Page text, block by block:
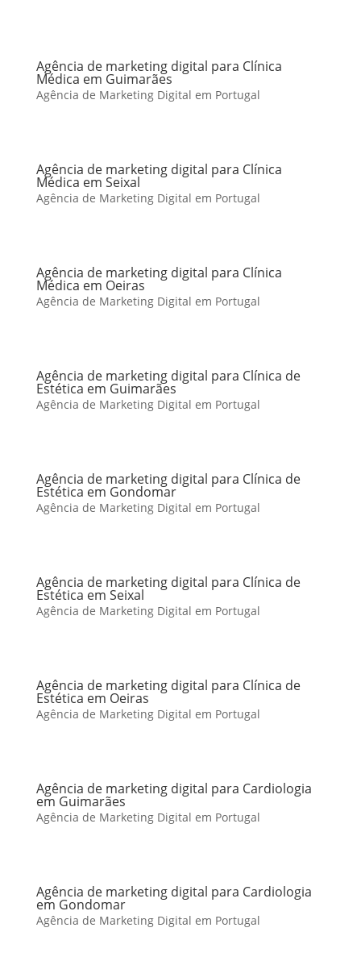
Agência de marketing digital para Clínica
Médica em Guimarães
Agência de Marketing Digital em Portugal
Agência de marketing digital para Clínica
Médica em Seixal
Agência de Marketing Digital em Portugal
Agência de marketing digital para Clínica
Médica em Oeiras
Agência de Marketing Digital em Portugal
Agência de marketing digital para Clínica de
Estética em Guimarães
Agência de Marketing Digital em Portugal
Agência de marketing digital para Clínica de
Estética em Gondomar
Agência de Marketing Digital em Portugal
Agência de marketing digital para Clínica de
Estética em Seixal
Agência de Marketing Digital em Portugal
Agência de marketing digital para Clínica de
Estética em Oeiras
Agência de Marketing Digital em Portugal
Agência de marketing digital para Cardiologia
em Guimarães
Agência de Marketing Digital em Portugal
Agência de marketing digital para Cardiologia
em Gondomar
Agência de Marketing Digital em Portugal